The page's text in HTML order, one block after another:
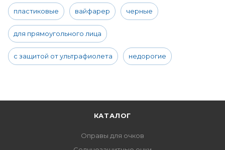
пластиковые вайфарер черные
для прямоугольного лица
с защитой от ультрафиолета недорогие
КАТАЛОГ
Оправы для очков